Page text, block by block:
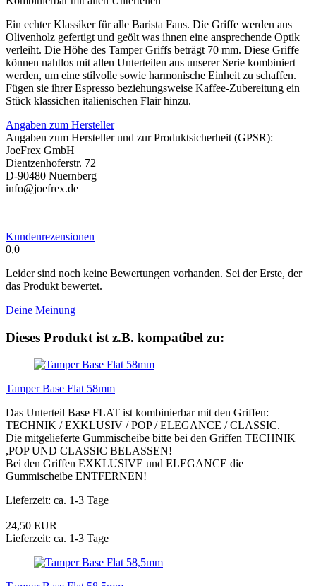
Ein echter Klassiker für alle Barista Fans. Die Griffe werden aus
Olivenholz gefertigt und geölt was ihnen eine ansprechende Optik
verleiht. Die Höhe des Tamper Griffs beträgt 70 mm. Diese Griffe
können nahtlos mit allen Unterteilen aus unserer Serie kombiniert
werden, um eine stilvolle sowie harmonische Einheit zu schaffen.
Fügen sie ihrer Espresso beziehungsweise Kaffee-Zubereitung ein
Stück klassichen italienischen Flair hinzu.
Angaben zum Hersteller
Angaben zum Hersteller und zur Produktsicherheit (GPSR):
JoeFrex GmbH
Dientzenhoferstr. 72
D-90480 Nuernberg
info@joefrex.de
Kundenrezensionen
0,0
Leider sind noch keine Bewertungen vorhanden. Sei der Erste, der
das Produkt bewertet.
Deine Meinung
Dieses Produkt ist z.B. kompatibel zu:
Tamper Base Flat 58mm
Das Unterteil Base FLAT ist kombinierbar mit den Griffen:
TECHNIK / EXKLUSIV / POP / ELEGANCE / CLASSIC.
Die mitgelieferte Gummischeibe bitte bei den Griffen TECHNIK
,POP UND CLASSIC BELASSEN!
Bei den Griffen EXKLUSIVE und ELEGANCE die
Gummischeibe ENTFERNEN!
Lieferzeit: ca. 1-3 Tage
24,50 EUR
Lieferzeit: ca. 1-3 Tage